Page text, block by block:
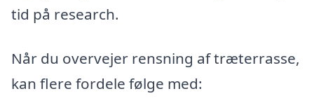
tid på research.
Når du overvejer rensning af træterrasse,
kan flere fordele følge med: